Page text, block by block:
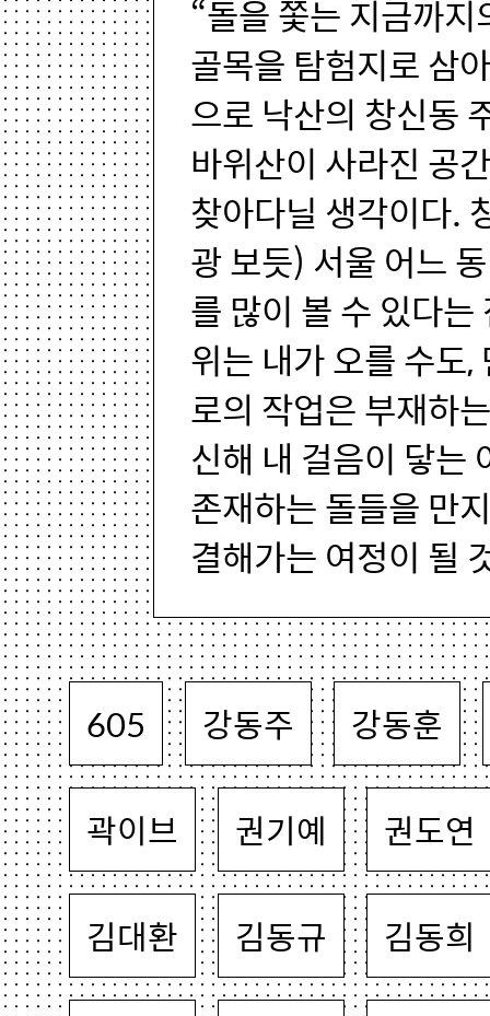
“돌을 쫓는 지금까
골목을 탐험지로 삼
으로 낙산의 창신동
바위산이 사라진 공
찾아다닐 생각이다.
광 보듯) 서울 어느
를 많이 볼 수 있다
위는 내가 오를 수도
로의 작업은 부재하
신해 내 걸음이 닿는
존재하는 돌들을 만
결해가는 여정이 될
605 강동주 강동훈
곽이브 권기예 권도연
김대환 김동규 김동희